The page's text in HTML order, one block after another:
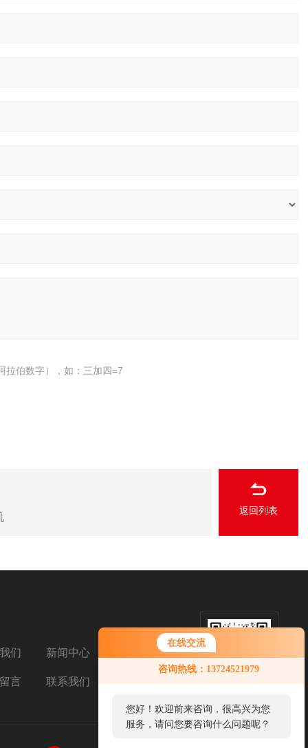
在线交流
咨询热线：13724521979
您好！欢迎前来咨询，很高兴为您
服务，请问您要咨询什么问题呢？
拉伯数字），如：三加四=7
返回列表
们 新闻中心
言 联系我们